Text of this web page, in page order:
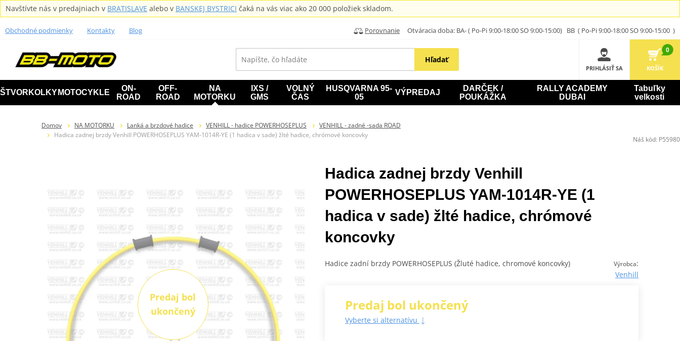
Navštívte nás v predajniach v BRATISLAVE alebo v BANSKEJ BYSTRICI čaká na vás viac ako 20 000 položiek skladom.
Obchodné podmienky Kontakty Blog Porovnanie Otváracia doba: BA- ( Po-Pi 9:00-18:00 SO 9:00-15:00) BB ( Po-Pi 9:00-18:00 SO 9:00-15:00 )
Hľadať
PRIHLÁSIŤ SA
0
KOŠÍK
ŠTVORKOLKY MOTOCYKLE
ON-
ROAD
OFF-
ROAD
NA
MOTORKU
IXS /
GMS
VOLNÝ
ČAS
HUSQVARNA 95-
05
VÝPREDAJ
DARČEK /
POUKÁŽKA
RALLY ACADEMY
DUBAI
Tabuľky
velkosti
Domov NA MOTORKU Lanká a brzdové hadice VENHILL - hadice POWERHOSEPLUS
VENHILL - zadné -sada ROAD
Hadica zadnej brzdy Venhill POWERHOSEPLUS YAM-1014R-YE (1 hadica v sade) žlté hadice, chrómové koncovky
Predaj bol
ukončený
Hadica zadnej brzdy Venhill
POWERHOSEPLUS YAM-1014R-YE (1
hadica v sade) žlté hadice, chrómové
koncovky
Výrobca:
Venhill
Hadice zadní brzdy POWERHOSEPLUS (Žluté hadice, chromové koncovky)
Predaj bol ukončený
Vyberte si alternatívu
Náš kód: P55980